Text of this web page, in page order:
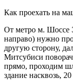
Как проехать на
От метро м. Шоссе
направо) нужно
другую сторону,
Митсубиси
прямо, проходим
здание насквозь,